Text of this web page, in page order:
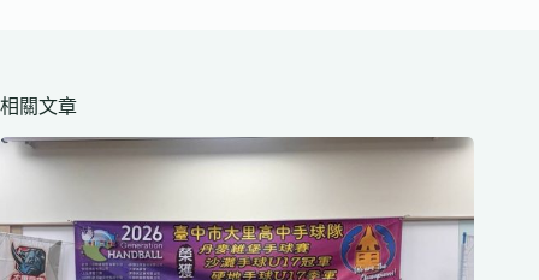
相關文章